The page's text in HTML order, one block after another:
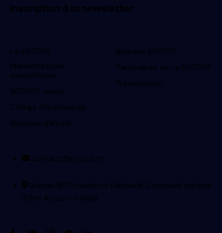
Inscription à la newsletter
La SOTCOT
Manifestations
scientifiques
SOTCOT Junior
College d’orthopedie
Groupes d’etude
Bourses SOTCOT
Partenaires de La SOTCOT
Présentation
contact@sotcot.tn
Bureau B01, résidence Elahmadi 2, nouvelle medina
3 Ben Arous - Tunisie